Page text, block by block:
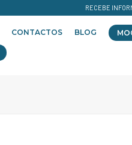
RECEBE
CONTACTOS BLOG